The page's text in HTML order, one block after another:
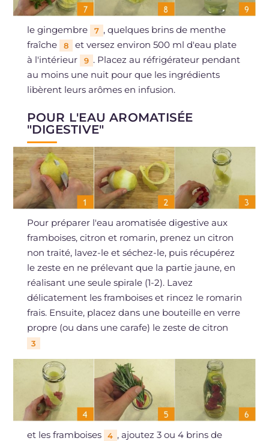
le gingembre 7 , quelques brins de menthe
fraîche
8
et versez environ 500 ml d'eau plate
à l'intérieur
9 . Placez au réfrigérateur pendant
au moins une nuit pour que les ingrédients
libèrent leurs arômes en infusion.
POUR L'EAU AROMATISÉE
"DIGESTIVE"
Pour préparer l'eau aromatisée digestive aux
framboises, citron et romarin, prenez un citron
non traité, lavez-le et séchez-le, puis récupérez
le zeste en ne prélevant que la partie jaune, en
réalisant une seule spirale (1-2). Lavez
délicatement les framboises et rincez le romarin
frais. Ensuite, placez dans une bouteille en verre
propre (ou dans une carafe) le zeste de citron
3
et les framboises 4 , ajoutez 3 ou 4 brins de